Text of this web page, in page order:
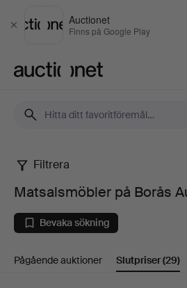
Stäng
Auctionet
Finns på Google Play
Matsalsmöbler
på
Borås
Auktionshall
Filtrera
Matsalsmöbler på Borås
Bevaka sökning
Pågående auktioner Slutpriser(29)